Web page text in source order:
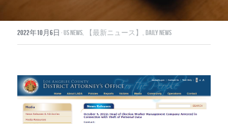
Southeast Asia
Middle East
特集ページ
2022年10月6日 ·US News, 【最新ニュース】, Daily News